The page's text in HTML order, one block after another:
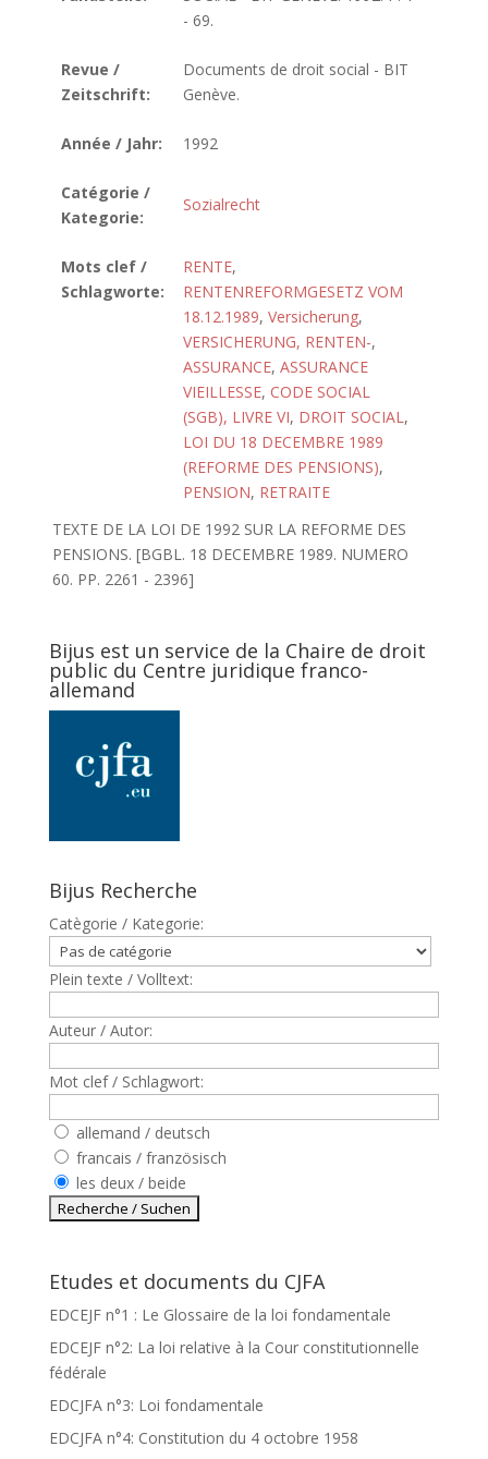
- 69.
Revue /
Zeitschrift:
Documents de droit social - BIT
Genève.
Année / Jahr: 1992
Catégorie /
Kategorie:
Sozialrecht
Mots clef /
Schlagworte:
RENTE,
RENTENREFORMGESETZ VOM
18.12.1989, Versicherung,
VERSICHERUNG, RENTEN-,
ASSURANCE, ASSURANCE
VIEILLESSE, CODE SOCIAL
(SGB), LIVRE VI, DROIT SOCIAL,
LOI DU 18 DECEMBRE 1989
(REFORME DES PENSIONS),
PENSION, RETRAITE
TEXTE DE LA LOI DE 1992 SUR LA REFORME DES
PENSIONS. [BGBL. 18 DECEMBRE 1989. NUMERO
60. PP. 2261 - 2396]
Bijus est un service de la Chaire de droit
public du Centre juridique franco-
allemand
Bijus Recherche
Catègorie / Kategorie:
Plein texte / Volltext:
Auteur / Autor:
Mot clef / Schlagwort:
allemand / deutsch
francais / französisch
les deux / beide
Etudes et documents du CJFA
EDCEJF n°1 : Le Glossaire de la loi fondamentale
EDCEJF n°2: La loi relative à la Cour constitutionnelle
fédérale
EDCJFA n°3: Loi fondamentale
EDCJFA n°4: Constitution du 4 octobre 1958